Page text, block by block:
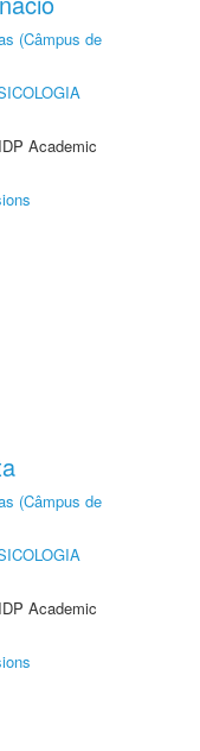
(Câmpus de
Academic
(Câmpus de
Academic